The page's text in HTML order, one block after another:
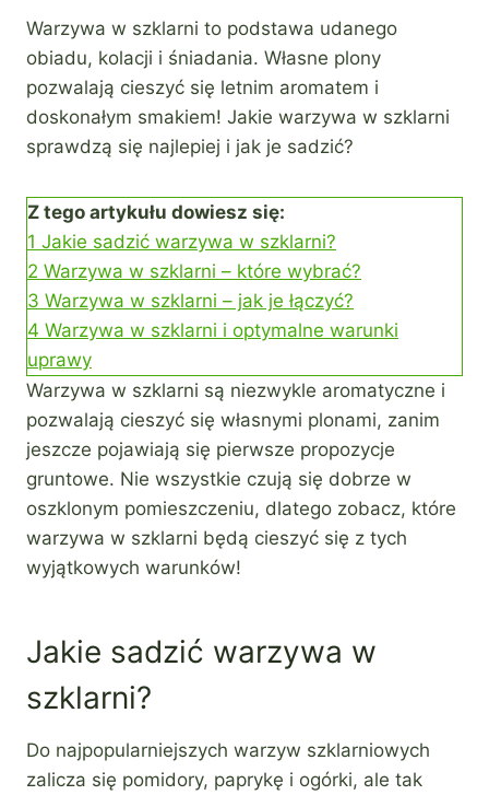
Warzywa w szklarni to podstawa udanego
obiadu, kolacji i śniadania. Własne plony
pozwalają cieszyć się letnim aromatem i
doskonałym smakiem! Jakie warzywa w szklarni
sprawdzą się najlepiej i jak je sadzić?
Z tego artykułu dowiesz się:
1 Jakie sadzić warzywa w szklarni?
2 Warzywa w szklarni – które wybrać?
3 Warzywa w szklarni – jak je łączyć?
4 Warzywa w szklarni i optymalne warunki
uprawy
Warzywa w szklarni są niezwykle aromatyczne i
pozwalają cieszyć się własnymi plonami, zanim
jeszcze pojawiają się pierwsze propozycje
gruntowe. Nie wszystkie czują się dobrze w
oszklonym pomieszczeniu, dlatego zobacz, które
warzywa w szklarni będą cieszyć się z tych
wyjątkowych warunków!
Jakie sadzić warzywa w
szklarni?
Do najpopularniejszych warzyw szklarniowych
zalicza się pomidory, paprykę i ogórki, ale tak